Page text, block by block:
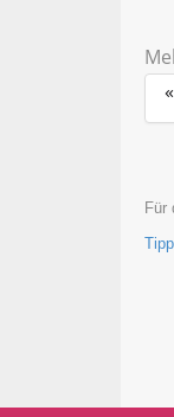
«
Für